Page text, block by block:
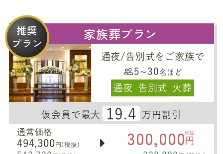
推奨
プラン
家族葬プラン
通夜/告別式をご家族で
5~30 名ほど
通夜 告別式 火葬
仮会員で最大 19.4 万円割引
通常価格
494,300 円(税抜) 300,000税抜
円